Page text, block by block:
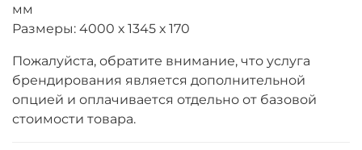
мм
Размеры: 4000 х 1345 х 170
Пожалуйста, обратите внимание, что услуга
брендирования является дополнительной
опцией и оплачивается отдельно от базовой
стоимости товара.